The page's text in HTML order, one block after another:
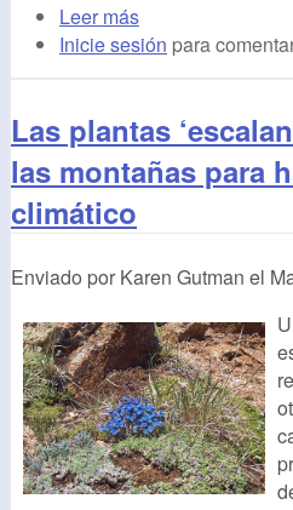
Leer más
Inicie sesión para
Las plantas
las montañas para
climático
Enviado por Karen Gutman el